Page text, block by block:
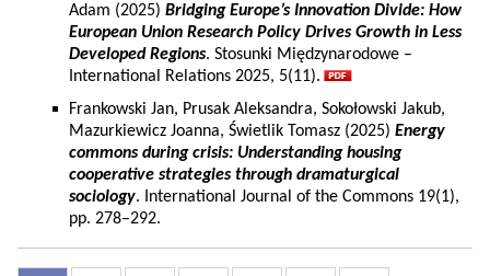
Adam (2025) Bridging Europe’s Innovation Divide: How
European Union Research Policy Drives Growth in Less
Developed Regions. Stosunki Międzynarodowe –
International Relations 2025, 5(11).
Frankowski Jan, Prusak Aleksandra, Sokołowski Jakub,
Mazurkiewicz Joanna, Świetlik Tomasz (2025) Energy
commons during crisis: Understanding housing
cooperative strategies through dramaturgical
sociology. International Journal of the Commons 19(1),
pp. 278–292.